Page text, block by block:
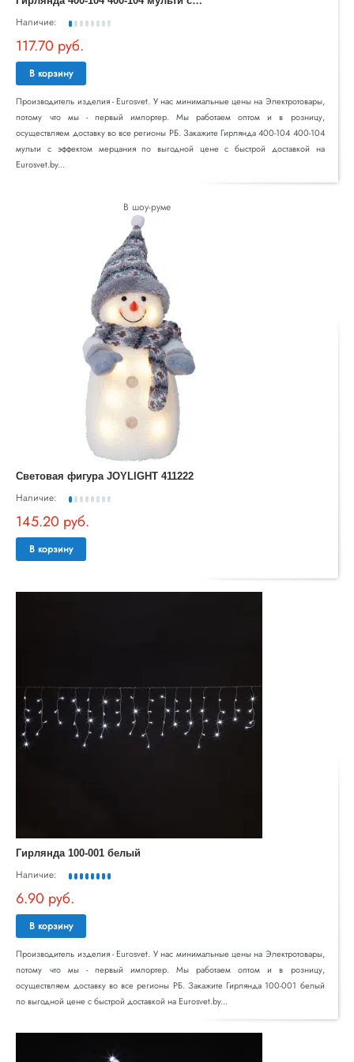
Наличие:
117.70 руб.
В корзину
Производитель изделия - Eurosvet. У нас минимальные цены на Электротовары,
потому что мы - первый импортер. Мы работаем оптом и в розницу,
осуществляем доставку во все регионы РБ. Закажите Гирлянда 400-104 400-104
мульти с эффектом мерцания по выгодной цене с быстрой доставкой на
Eurosvet.by...
В шоу-руме
Световая фигура JOYLIGHT 411222
Наличие:
145.20 руб.
В корзину
Гирлянда 100-001 белый
Наличие:
6.90 руб.
В корзину
Производитель изделия - Eurosvet. У нас минимальные цены на Электротовары,
потому что мы - первый импортер. Мы работаем оптом и в розницу,
осуществляем доставку во все регионы РБ. Закажите Гирлянда 100-001 белый
по выгодной цене с быстрой доставкой на Eurosvet.by...